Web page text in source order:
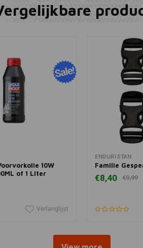
10W
of 1 Liter
Verlanglijst
In
ENDURISTAN
Familie
€8,40 €9,99